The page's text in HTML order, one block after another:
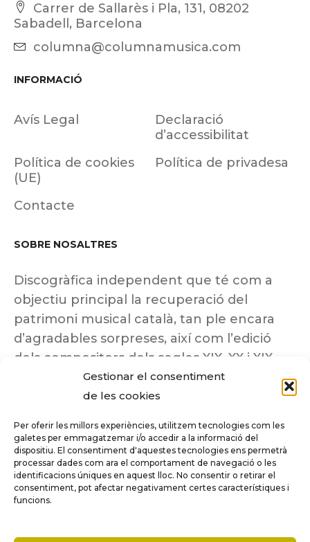
Gestionar el consentiment
de les cookies
Per oferir les millors experiències, utilitzem tecnologies com les
galetes per emmagatzemar i/o accedir a la informació del
dispositiu. El consentiment d'aquestes tecnologies ens permetrà
processar dades com ara el comportament de navegació o les
identificacions úniques en aquest lloc. No consentir o retirar el
consentiment, pot afectar negativament certes característiques i
funcions.
Carrer de Sallarès i Pla, 131, 08202
Sabadell, Barcelona
columna@columnamusica.com
INFORMACIÓ
Avís Legal
Declaració
d’accessibilitat
Política de cookies
(UE)
Política de privadesa
Contacte
SOBRE NOSALTRES
Discogràfica independent que té com a
objectiu principal la recuperació del
patrimoni musical català, tan ple encara
d’agradables sorpreses, així com l’edició
dels compositors dels segles XIX, XX i XIX
insuficientment coneguts.
Tots els drets reservats a ©Columna
Música.